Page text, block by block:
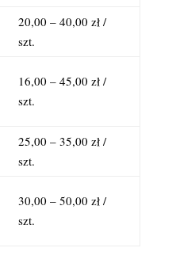
20,00 – 40,00 zł /
szt.
16,00 – 45,00 zł /
szt.
25,00 – 35,00 zł /
szt.
30,00 – 50,00 zł /
szt.